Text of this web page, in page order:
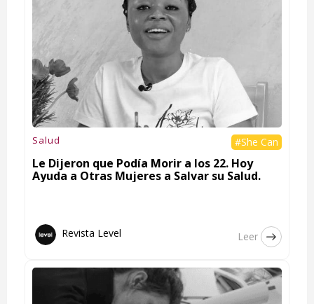
Salud #She Can
Le Dijeron que Podía Morir a los 22. Hoy
Ayuda a Otras Mujeres a Salvar su Salud.
Revista Level Leer